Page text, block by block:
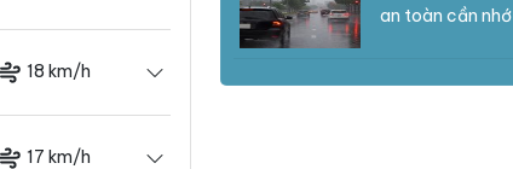
18 km/h
17 km/h
an toàn cần nhớ